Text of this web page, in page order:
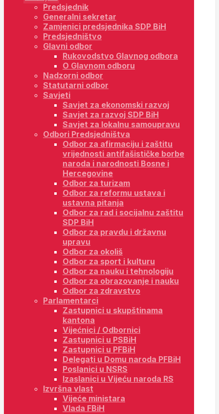
Predsjednik
Generalni sekretar
Zamjenici predsjednika SDP BiH
Predsjedništvo
Glavni odbor
Rukovodstvo Glavnog odbora
O Glavnom odboru
Nadzorni odbor
Statutarni odbor
Savjeti
Savjet za ekonomski razvoj
Savjet za razvoj SDP BiH
Savjet za lokalnu samoupravu
Odbori Predsjedništva
Odbor za afirmaciju i zaštitu
vrijednosti antifašističke borbe
naroda i narodnosti Bosne i
Hercegovine
Odbor za turizam
Odbor za reformu ustava i
ustavna pitanja
Odbor za rad i socijalnu zaštitu
SDP BiH
Odbor za pravdu i državnu
upravu
Odbor za okoliš
Odbor za sport i kulturu
Odbor za nauku i tehnologiju
Odbor za obrazovanje i nauku
Odbor za zdravstvo
Parlamentarci
Zastupnici u skupštinama
kantona
Vijećnici / Odbornici
Zastupnici u PSBiH
Zastupnici u PFBiH
Delegati u Domu naroda PFBiH
Poslanici u NSRS
Izaslanici u Vijeću naroda RS
Izvršna vlast
Vijeće ministara
Vlada FBiH